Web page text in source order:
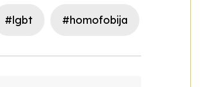
#lgbt #homofobija